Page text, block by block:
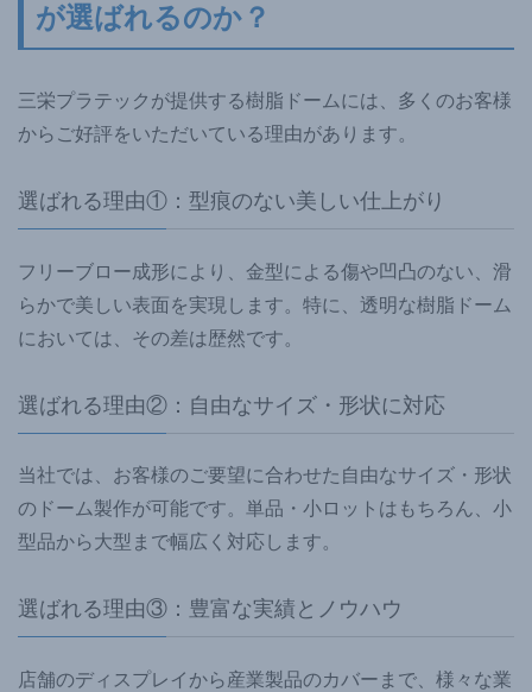
が選ばれるのか？
三栄プラテックが提供する樹脂ドームには、多くのお客様
からご好評をいただいている理由があります。
選ばれる理由①：型痕のない美しい仕上がり
フリーブロー成形により、金型による傷や凹凸のない、滑
らかで美しい表面を実現します。特に、透明な樹脂ドーム
においては、その差は歴然です。
選ばれる理由②：自由なサイズ・形状に対応
当社では、お客様のご要望に合わせた自由なサイズ・形状
のドーム製作が可能です。単品・小ロットはもちろん、小
型品から大型まで幅広く対応します。
選ばれる理由③：豊富な実績とノウハウ
店舗のディスプレイから産業製品のカバーまで、様々な業